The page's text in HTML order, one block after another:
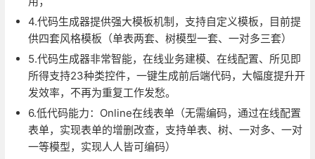
4.代码生成器提供强大模板机制，支持自定义模板，目前提
供四套风格模板（单表两套、树模型一套、一对多三套）
5.代码生成器非常智能，在线业务建模、在线配置、所见即
所得支持23种类控件，一键生成前后端代码，大幅度提升开
发效率，不再为重复工作发愁。
6.低代码能力：Online在线表单（无需编码，通过在线配置
表单，实现表单的增删改查，支持单表、树、一对多、一对
一等模型，实现人人皆可编码）